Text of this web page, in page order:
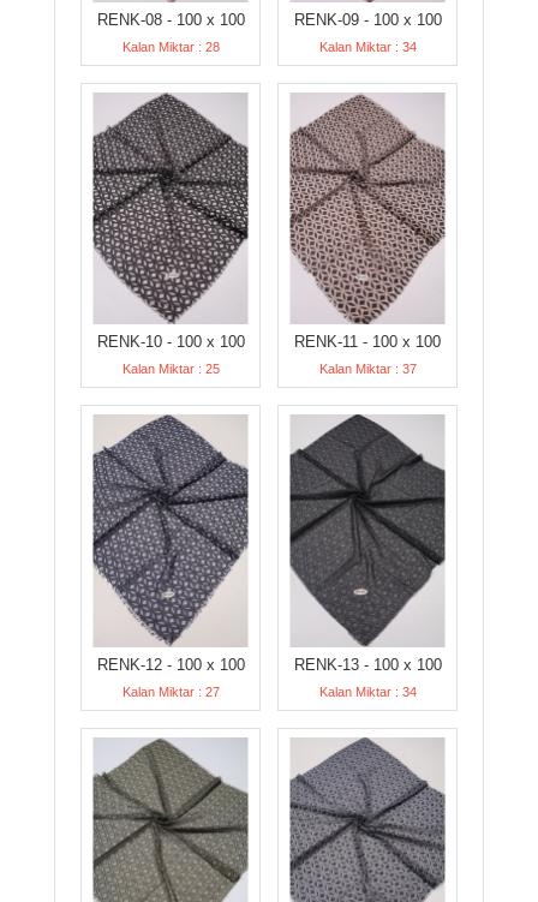
RENK-08 - 100 x 100
Kalan Miktar : 28
RENK-09 - 100 x 100
Kalan Miktar : 34
RENK-10 - 100 x 100
Kalan Miktar : 25
RENK-11 - 100 x 100
Kalan Miktar : 37
RENK-12 - 100 x 100
Kalan Miktar : 27
RENK-13 - 100 x 100
Kalan Miktar : 34